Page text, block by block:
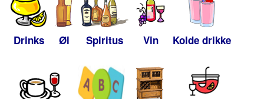
Drinks Øl Spiritus Vin Kolde drikke